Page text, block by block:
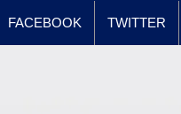
FACEBOOK TWITTER